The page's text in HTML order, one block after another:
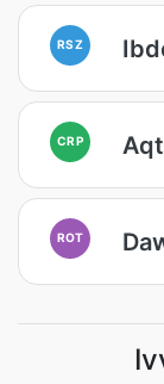
RSZ
CRP
ROT